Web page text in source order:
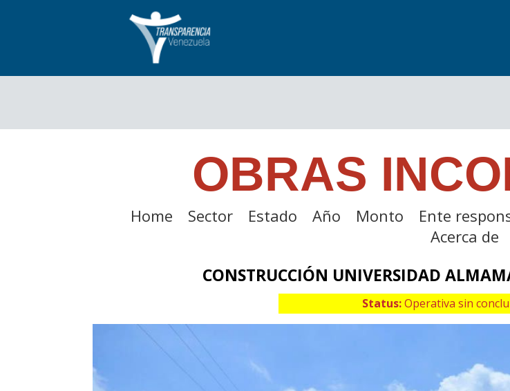
OBRAS
Home Sector Estado Año Monto Ente
Acerca de
CONSTRUCCIÓN UNIVERSIDAD
Status:Operativa sin